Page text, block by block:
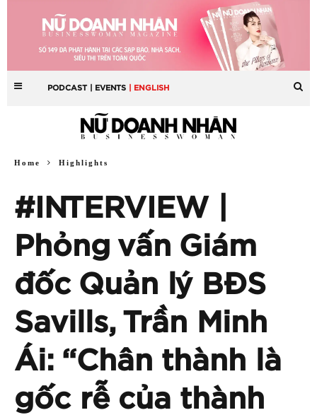
PODCAST | EVENTS | ENGLISH
Home Highlights
#INTERVIEW |
Phỏng vấn Giám
đốc Quản lý BĐS
Savills, Trần Minh
Ái: “Chân thành là
gốc rễ của thành